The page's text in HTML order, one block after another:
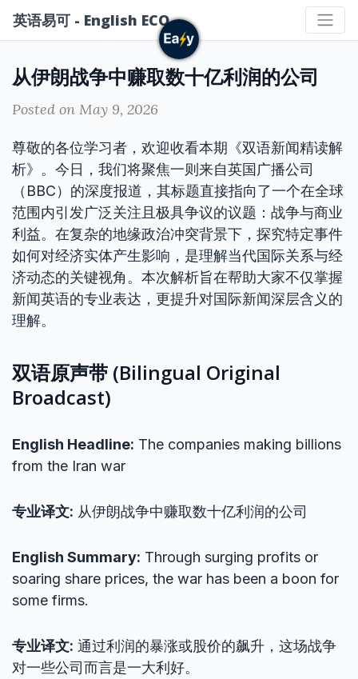
英语易可 - English ECO
从伊朗战争中赚取数十亿利润的公司
Posted on May 9, 2026
尊敬的各位学习者，欢迎收看本期《双语新闻精读解
析》。今日，我们将聚焦一则来自英国广播公司
（BBC）的深度报道，其标题直接指向了一个在全球
范围内引发广泛关注且极具争议的议题：战争与商业
利益。在复杂的地缘政治冲突背景下，探究特定事件
如何对经济实体产生影响，是理解当代国际关系与经
济动态的关键视角。本次解析旨在帮助大家不仅掌握
新闻英语的专业表达，更提升对国际新闻深层含义的
理解。
双语原声带 (Bilingual Original
Broadcast)
English Headline: The companies making billions
from the Iran war
专业译文: 从伊朗战争中赚取数十亿利润的公司
English Summary: Through surging profits or
soaring share prices, the war has been a boon for
some firms.
专业译文: 通过利润的暴涨或股价的飙升，这场战争
对一些公司而言是一大利好。